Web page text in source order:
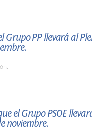
Grupo PP llevará al
el Grupo PSOE
noviembre.